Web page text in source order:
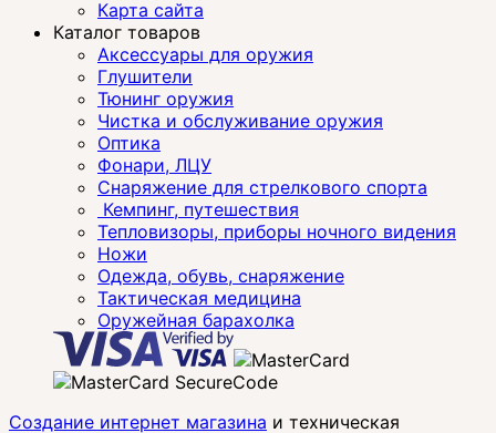
Карта сайта
Каталог товаров
Аксессуары для оружия
Глушители
Тюнинг оружия
Чистка и обслуживание оружия
Оптика
Фонари, ЛЦУ
Снаряжение для стрелкового спорта
Кемпинг, путешествия
Тепловизоры, приборы ночного видения
Ножи
Одежда, обувь, снаряжение
Тактическая медицина
Оружейная барахолка
Создание интернет магазина и техническая